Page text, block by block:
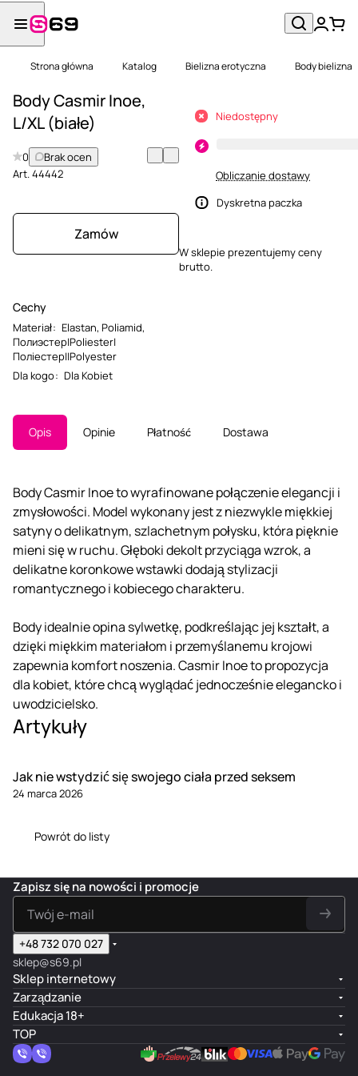
Strona główna Katalog Bielizna erotyczna Body bielizna
Body Casmir Inoe,
L/XL (białe)
0
Brak ocen
Art.44442
Zamów
Cechy
Materiał: Elastan, Poliamid,
Полиэстер|Poliester|
Поліестер||Polyester
Dla kogo: Dla Kobiet
Niedostępny
Obliczanie dostawy
Dyskretna paczka
W sklepie prezentujemy ceny
brutto.
Opis Opinie Płatność Dostawa
Body Casmir Inoe to wyrafinowane połączenie elegancji i
zmysłowości. Model wykonany jest z niezwykle miękkiej
satyny o delikatnym, szlachetnym połysku, która pięknie
mieni się w ruchu. Głęboki dekolt przyciąga wzrok, a
delikatne koronkowe wstawki dodają stylizacji
romantycznego i kobiecego charakteru.
Body idealnie opina sylwetkę, podkreślając jej kształt, a
dzięki miękkim materiałom i przemyślanemu krojowi
zapewnia komfort noszenia. Casmir Inoe to propozycja
dla kobiet, które chcą wyglądać jednocześnie elegancko i
uwodzicielsko.
Artykuły
Jak nie wstydzić się swojego ciała przed seksem
24 marca 2026
Powrót do listy
Zapisz się na nowości i promocje
+48 732 070 027
sklep@s69.pl
Sklep internetowy
Zarządzanie
Edukacja 18+
TOP